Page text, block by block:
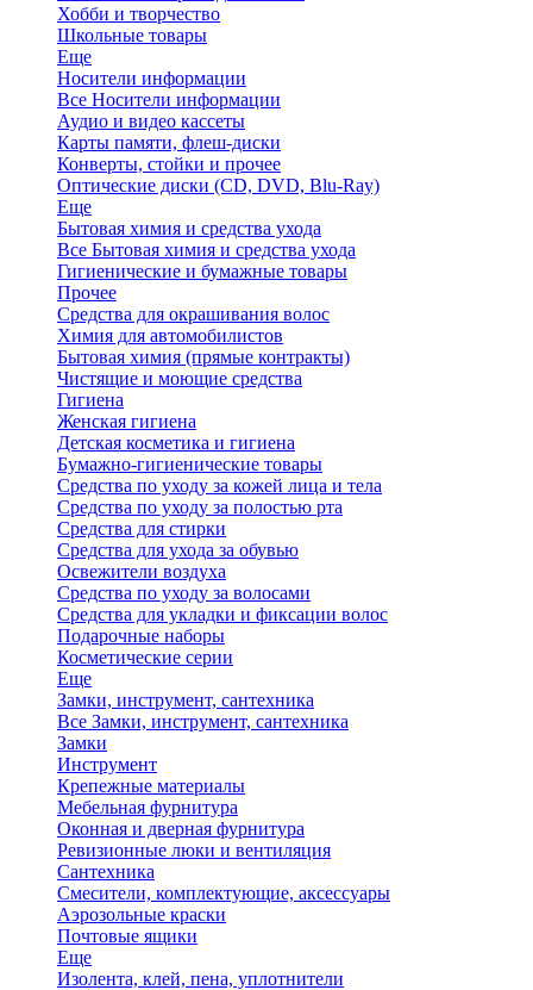
Хобби и творчество
Школьные товары
Еще
Носители информации
Все Носители информации
Аудио и видео кассеты
Карты памяти, флеш-диски
Конверты, стойки и прочее
Оптические диски (CD, DVD, Blu-Ray)
Еще
Бытовая химия и средства ухода
Все Бытовая химия и средства ухода
Гигиенические и бумажные товары
Прочее
Средства для окрашивания волос
Химия для автомобилистов
Бытовая химия (прямые контракты)
Чистящие и моющие средства
Гигиена
Женская гигиена
Детская косметика и гигиена
Бумажно-гигиенические товары
Средства по уходу за кожей лица и тела
Средства по уходу за полостью рта
Средства для стирки
Средства для ухода за обувью
Освежители воздуха
Средства по уходу за волосами
Средства для укладки и фиксации волос
Подарочные наборы
Косметические серии
Еще
Замки, инструмент, сантехника
Все Замки, инструмент, сантехника
Замки
Инструмент
Крепежные материалы
Мебельная фурнитура
Оконная и дверная фурнитура
Ревизионные люки и вентиляция
Сантехника
Смесители, комплектующие, аксессуары
Аэрозольные краски
Почтовые ящики
Еще
Изолента, клей, пена, уплотнители